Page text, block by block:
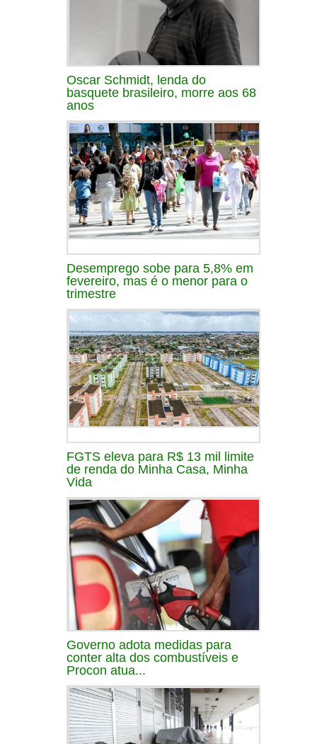
Oscar Schmidt, lenda do
basquete brasileiro, morre aos 68
anos
Desemprego sobe para 5,8% em
fevereiro, mas é o menor para o
trimestre
FGTS eleva para R$ 13 mil limite
de renda do Minha Casa, Minha
Vida
Governo adota medidas para
conter alta dos combustíveis e
Procon atua...